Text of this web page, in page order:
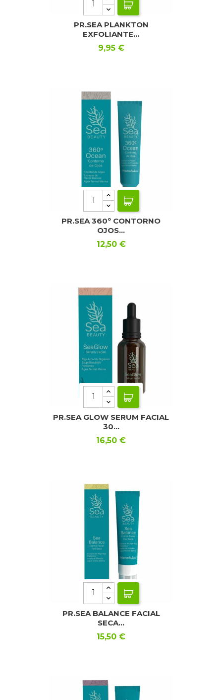
PR.SEA PLANKTON
EXFOLIANTE...
Precio
9,95 €
PR.SEA 360º CONTORNO
OJOS...
Precio
12,50 €
PR.SEA GLOW SERUM FACIAL
30...
Precio
16,50 €
PR.SEA BALANCE FACIAL
SECA...
Precio
15,50 €